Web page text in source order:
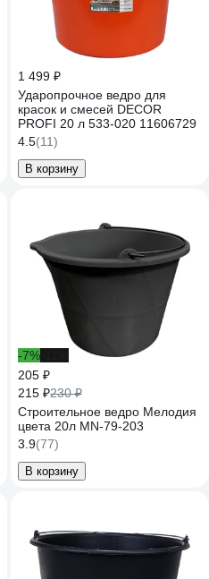
1 499 ₽
Ударопрочное ведро для
красок и смесей DECOR
PROFI 20 л 533-020 11606729
4.5(11)
В корзину
-7%
205 ₽
215 ₽230 ₽
Строительное ведро Мелодия
цвета 20л MN-79-203
3.9(77)
В корзину